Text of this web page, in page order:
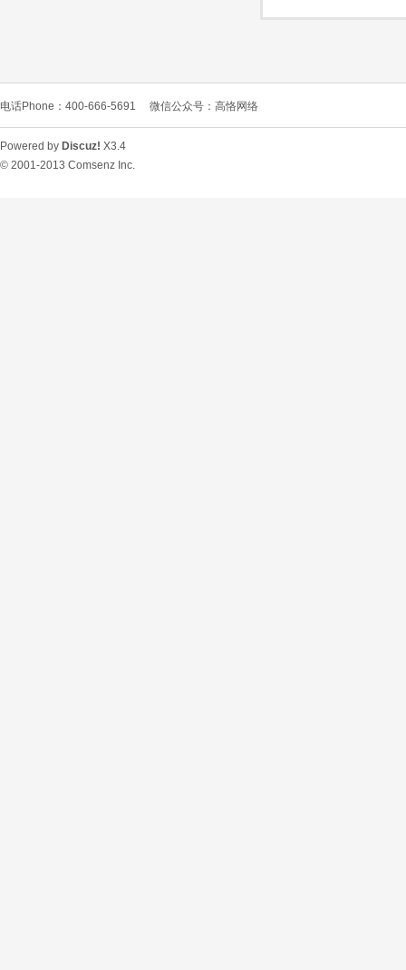
电话Phone：400-666-5691 微信公众号：高恪网络
Powered by Discuz! X3.4
© 2001-2013 Comsenz Inc.